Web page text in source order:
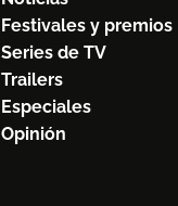
Festivales y premios
Series de TV
Trailers
Especiales
Opinión